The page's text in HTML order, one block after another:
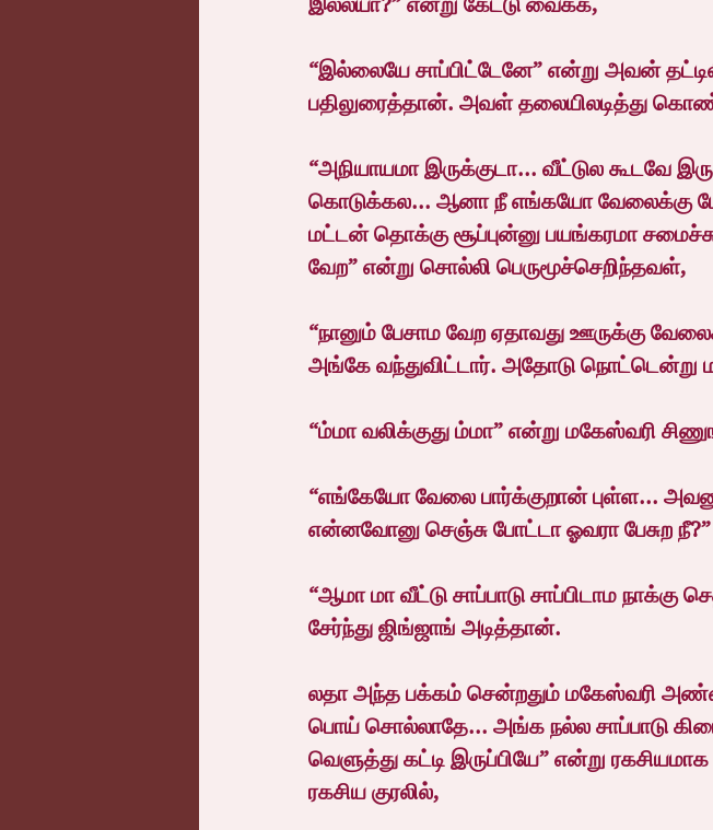
“இல்லையே சாப்பிட்டேனே” என்று அவன்
பதிலுரைத்தான். அவள் தலையிலடித்து
“அநியாயமா இருக்குடா... வீட்டுல கூடவே
கொடுக்கல... ஆனா நீ எங்கயோ வேலைக்கு
மட்டன் தொக்கு சூப்புன்னு பயங்கரமா
வேற” என்று சொல்லி பெருமூச்செறிந்தவள்,
“நானும் பேசாம வேற ஏதாவது ஊருக்கு
அங்கே வந்துவிட்டார். அதோடு நொட்டென்று
“ம்மா வலிக்குது ம்மா” என்று மகேஸ்வரி
“எங்கேயோ வேலை பார்க்குறான் புள்ள...
என்னவோனு செஞ்சு போட்டா ஓவரா பேசுற
“ஆமா மா வீட்டு சாப்பாடு சாப்பிடாம
சேர்ந்து ஜிங்ஜாங் அடித்தான்.
லதா அந்த பக்கம் சென்றதும் மகேஸ்வரி
பொய் சொல்லாதே... அங்க நல்ல சாப்பாடு
வெளுத்து கட்டி இருப்பியே” என்று
ரகசிய குரலில்,